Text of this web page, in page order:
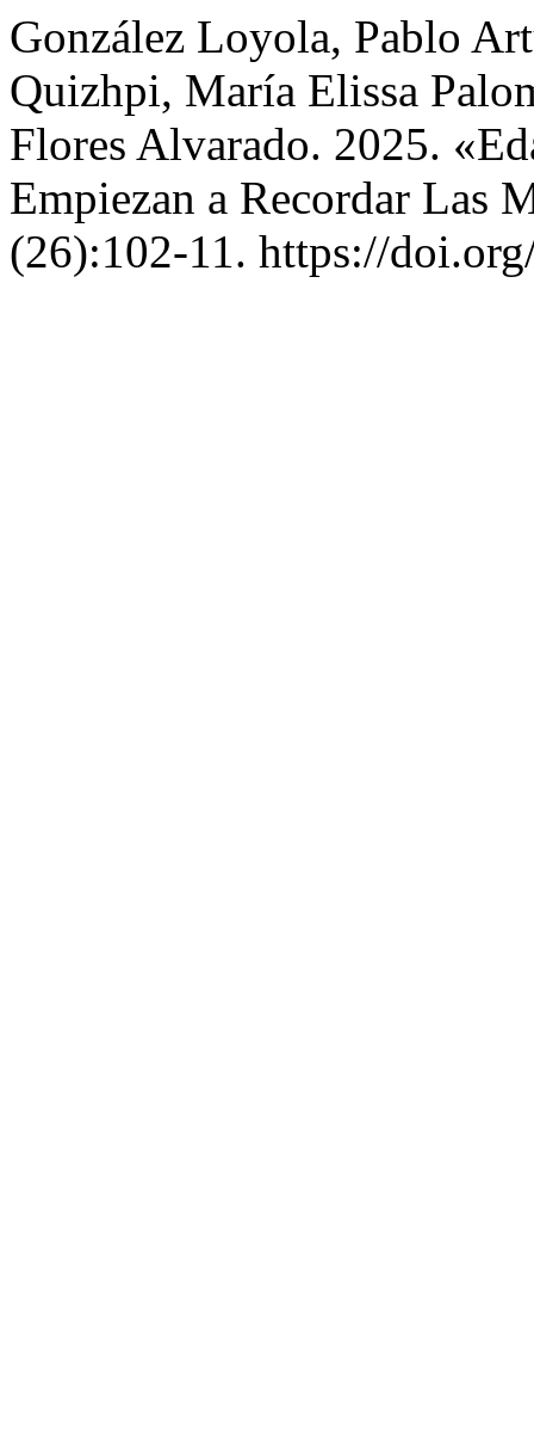
González Loyola, Pablo
Quizhpi, María Elissa
Flores Alvarado. 2025.
Empiezan a Recordar Las
(26):102-11. https://